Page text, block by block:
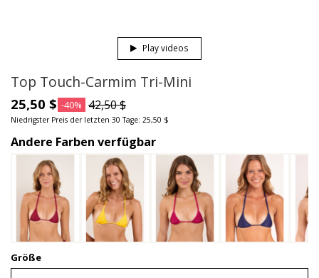
Play videos
Top Touch-Carmim Tri-Mini
25,50 $ -40% 42,50 $
Niedrigster Preis der letzten 30 Tage: 25,50 $
Andere Farben verfügbar
Größe